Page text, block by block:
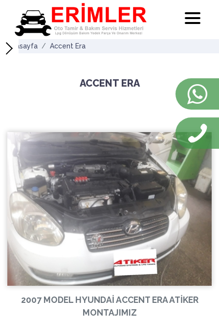
Anasayfa Accent Era
ACCENT ERA
2007 MODEL HYUNDAİ ACCENT ERA ATİKER
MONTAJIMIZ